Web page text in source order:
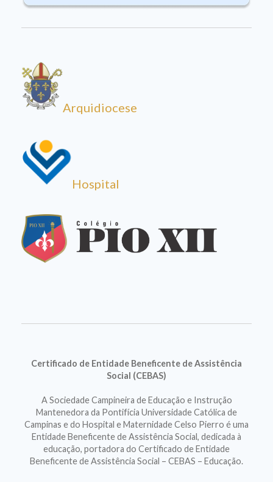
Arquidiocese
Hospital
Certificado de Entidade Beneficente de Assistência
Social (CEBAS)
A Sociedade Campineira de Educação e Instrução
Mantenedora da Pontifícia Universidade Católica de
Campinas e do Hospital e Maternidade Celso Pierro é uma
Entidade Beneficente de Assistência Social, dedicada à
educação, portadora do Certificado de Entidade
Beneficente de Assistência Social – CEBAS – Educação.